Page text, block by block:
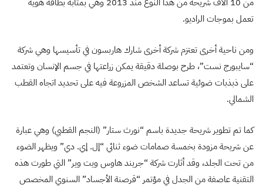
تعمل بموجات الراديو.
ومن ناحية أخرى تعتزم شركة أخرى شارك هاربسون في تأسيسها وهي شركة
“سايبورج نست”، طرح بوصلة دقيقة يمكن زراعتها في جسم الإنسان وتعتمد
على ذبذبات ضوئية تساعد الشخص المزروعة فيه على تحديد اتجاه القطب
الشمالي.
كما تم تطوير شريحة جديدة باسم “نورث ستار” (النجم القطبي) وهي عبارة
عن شريحة مزودة بخمسة صمامات ضوء ثنائي “إل. إي. دي” ويظهر الضوء
من تحت الجلد، وقد أثارت شركة “جريند هاوس ويت وير” التي طورت هذه
التقنية عاصفة من الجدل في مؤتمر “قرصنة الأجساد” السنوي المخصص